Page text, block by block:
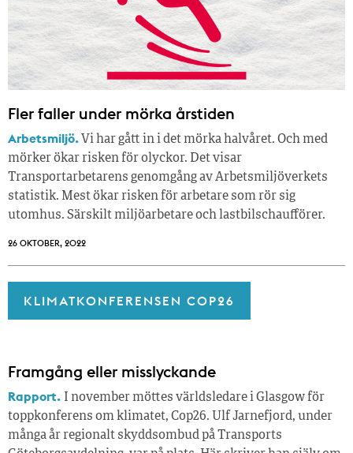
Fler faller under mörka årstiden
Arbetsmiljö. Vi har gått in i det mörka halvåret. Och med
mörker ökar risken för olyckor. Det visar
Transportarbetarens genomgång av Arbetsmiljöverkets
statistik. Mest ökar risken för arbetare som rör sig
utomhus. Särskilt miljöarbetare och lastbilschaufförer.
26 OKTOBER, 2022
KLIMATKONFERENSEN COP26
Framgång eller misslyckande
Rapport. I november möttes världsledare i Glasgow för
toppkonferens om klimatet, Cop26. Ulf Jarnefjord, under
många år regionalt skyddsombud på Transports